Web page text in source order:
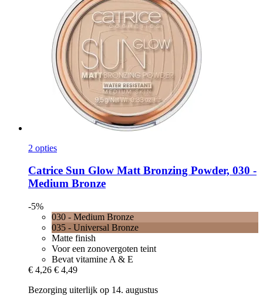
2 opties
Catrice Sun Glow Matt Bronzing Powder, 030 -​
Medium Bronze
-5%
030 - Medium Bronze
035 - Universal Bronze
Matte finish
Voor een zonovergoten teint
Bevat vitamine A & E
€ 4,26 € 4,49
Bezorging uiterlijk op 14. augustus